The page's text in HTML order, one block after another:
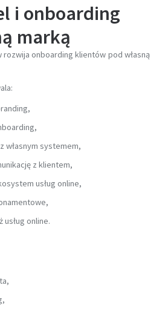
i onboarding
marką
onboarding klientów pod własną
własnym systemem,
z klientem,
usług online,
online.